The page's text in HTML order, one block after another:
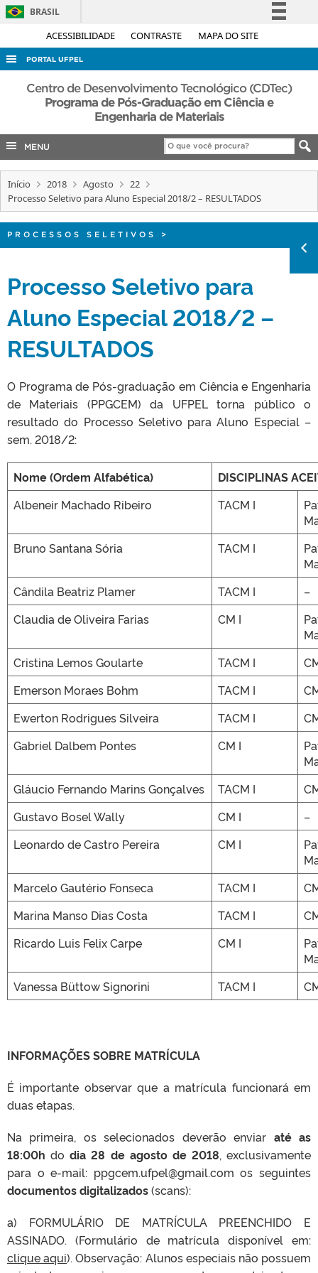
ACESSIBILIDADE CONTRASTE MAPA DO SITE
BRASIL
Simplifique!
Acesso à informação
Legislação
Canais
PORTAL UFPEL
ACESSO À INFORMAÇÃO
AUDITORIA
EDITAIS
INTERNACIONAL
Centro de Desenvolvimento Tecnológico (CDTec)
Programa de Pós-Graduação em Ciência e
Engenharia de Materiais
MENU
Início 2018 Agosto
22
Processo Seletivo para Aluno Especial 2018/2 – RESULTADOS
PROCESSOS SELETIVOS >
Processo Seletivo para
Aluno Especial 2018/2 –
RESULTADOS
O Programa de Pós-graduação em Ciência e Engenharia
de Materiais (PPGCEM) da UFPEL torna público o
resultado do Processo Seletivo para Aluno Especial –
sem. 2018/2:
Nome (Ordem Alfabética)
DISCIPLINAS
Albeneir Machado Ribeiro
TACM I
Bruno Santana Sória
TACM I
Cândila Beatriz Plamer
TACM I
–
Claudia de Oliveira Farias
CM I
Cristina Lemos Goularte
TACM I
Emerson Moraes Bohm
TACM I
Ewerton Rodrigues Silveira
TACM I
Gabriel Dalbem Pontes
CM I
Gláucio Fernando Marins Gonçalves
TACM I
Gustavo Bosel Wally
CM I
–
Leonardo de Castro Pereira
CM I
Marcelo Gautério Fonseca
TACM I
Marina Manso Dias Costa
TACM I
Ricardo Luis Felix Carpe
CM I
Vanessa Büttow Signorini
TACM I
INFORMAÇÕES SOBRE MATRÍCULA
É importante observar que a matrícula funcionará em
duas etapas.
Na primeira, os selecionados deverão enviar até as
18:00h dodia 28 de agosto de 2018, exclusivamente
para o e-mail: ppgcem.ufpel@gmail.com os seguintes
documentos digitalizados(scans):
a) FORMULÁRIO DE MATRÍCULA PREENCHIDO E
ASSINADO. (Formulário de matrícula disponível em:
clique aqui). Observação: Alunos especiais não possuem